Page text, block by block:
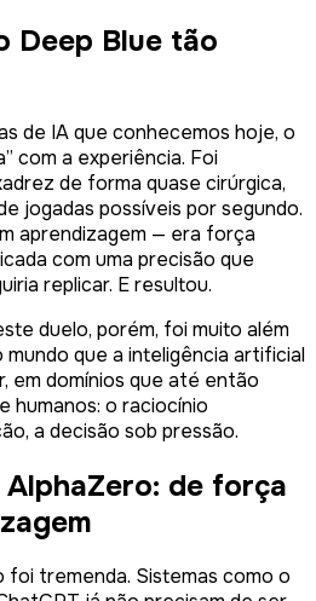
Deep Blue tão
de IA que conhecemos hoje, o
com a experiência. Foi
de forma quase cirúrgica,
jogadas possíveis por segundo.
aprendizagem — era força
com uma precisão que
replicar. E resultou.
duelo, porém, foi muito além
que a inteligência artificial
em domínios que até então
humanos: o raciocínio
a decisão sob pressão.
AlphaZero: de força
tremenda. Sistemas como o